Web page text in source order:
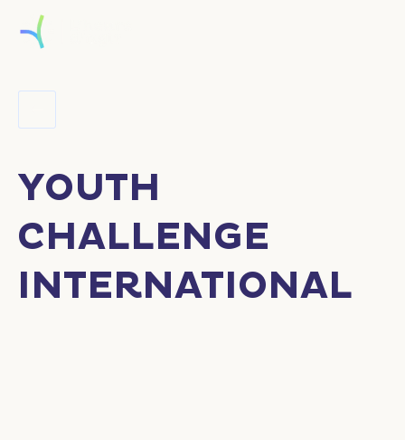
YOUTH
CHALLENGE
INTERNATIONAL